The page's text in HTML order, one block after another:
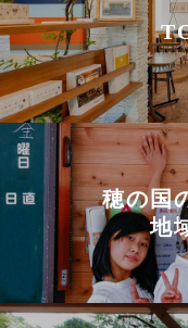
穂の国
地